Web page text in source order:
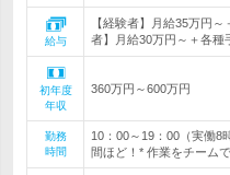
給与
【経験者】月給35万円
者】月給30万円～＋各
初年度
年収
360万円～600万円
勤務
時間
10：00～19：00（実働
間ほど！* 作業をチーム